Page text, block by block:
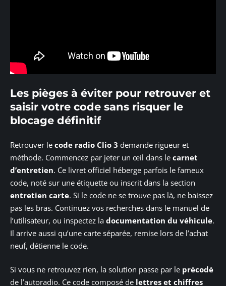
Les pièges à éviter pour retrouver et
saisir votre code sans risquer le
blocage définitif
Retrouver le code radio Clio 3 demande rigueur et
méthode. Commencez par jeter un œil dans le carnet
d’entretien. Ce livret officiel héberge parfois le fameux
code, noté sur une étiquette ou inscrit dans la section
entretien carte. Si le code ne se trouve pas là, ne baissez
pas les bras. Continuez vos recherches dans le manuel de
l’utilisateur, ou inspectez la documentation du véhicule.
Il arrive aussi qu’une carte séparée, remise lors de l’achat
neuf, détienne le code.
Si vous ne retrouvez rien, la solution passe par le précodé
de l’autoradio. Ce code composé de lettres et chiffres